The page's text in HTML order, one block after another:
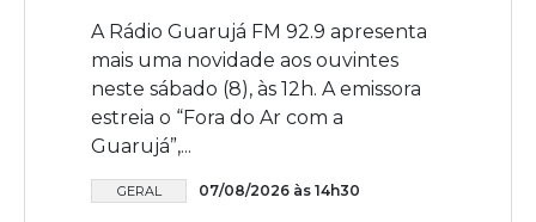
A Rádio Guarujá FM 92.9 apresenta
mais uma novidade aos ouvintes
neste sábado (8), às 12h. A emissora
estreia o “Fora do Ar com a
Guarujá”,...
GERAL 07/08/2026 às 14h30